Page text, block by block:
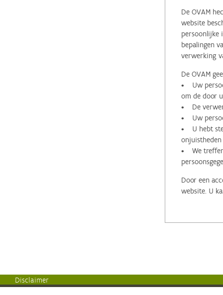
De OVAM
website
persoonlijke
bepalingen
verwerking
De OVAM
• Uw
om de door
• De
• Uw
• U hebt
onjuistheden
• We treffen
Door een
website. U
Disclaimer